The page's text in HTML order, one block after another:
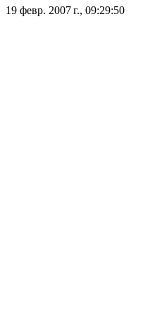
19 февр. 2007 г., 09:29:50